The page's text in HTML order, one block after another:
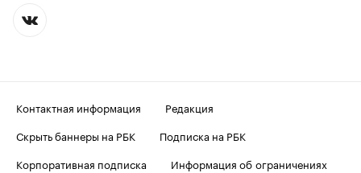
Контактная информация
Редакция
Скрыть баннеры на РБК
Подписка на РБК
Корпоративная подписка
Информация об ограничениях